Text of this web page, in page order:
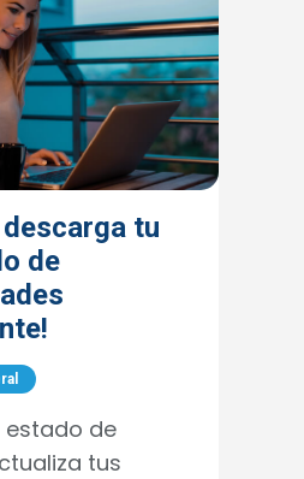
descarga tu
de
estado de
tus